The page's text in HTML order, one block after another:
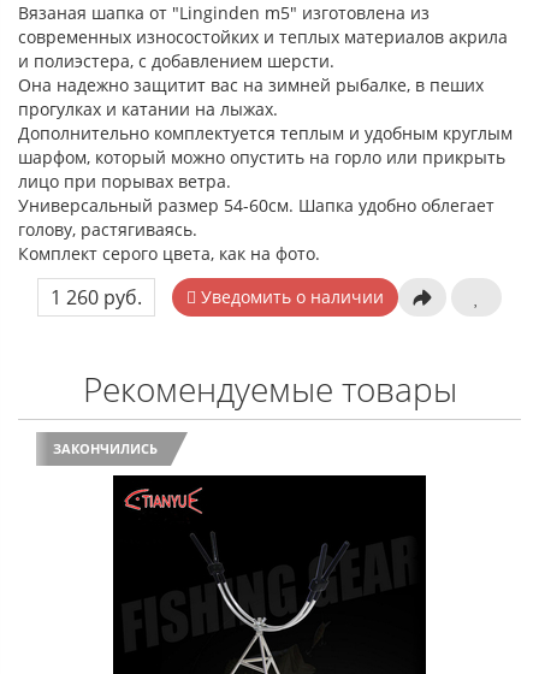
Вязаная шапка от "Linginden m5" изготовлена из
современных износостойких и теплых материалов акрила
и полиэстера, с добавлением шерсти.
Она надежно защитит вас на зимней рыбалке, в пеших
прогулках и катании на лыжах.
Дополнительно комплектуется теплым и удобным круглым
шарфом, который можно опустить на горло или прикрыть
лицо при порывах ветра.
Универсальный размер 54-60см. Шапка удобно облегает
голову, растягиваясь.
Комплект серого цвета, как на фото.
1 260 руб. Уведомить о наличии
Рекомендуемые товары
ЗАКОНЧИЛИСЬ